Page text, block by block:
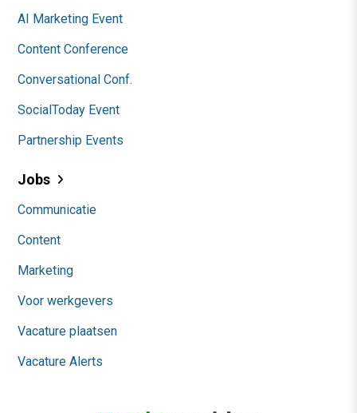
AI Marketing Event
Content Conference
Conversational Conf.
SocialToday Event
Partnership Events
Jobs
Communicatie
Content
Marketing
Voor werkgevers
Vacature plaatsen
Vacature Alerts